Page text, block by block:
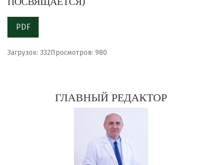
PDF
Загрузок: 332Просмотров: 980
ГЛАВНЫЙ РЕДАКТОР